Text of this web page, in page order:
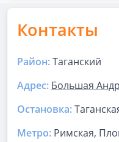
Контакты
Район:Таганский
Адрес: Большая
Остановка:
Метро: Римская,